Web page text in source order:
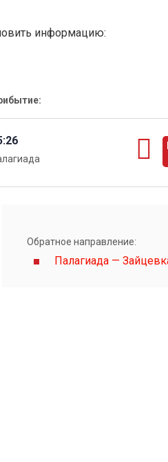
информацию:
Обратное направление:
Палагиада —